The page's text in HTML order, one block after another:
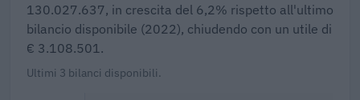
130.027.637, in crescita del 6,2% rispetto all'ultimo
bilancio disponibile (2022), chiudendo con un utile di
€ 3.108.501.
Ultimi 3 bilanci disponibili.